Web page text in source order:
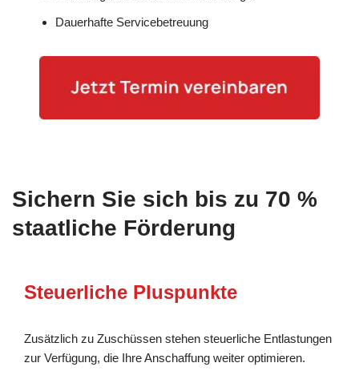
Dauerhafte Servicebetreuung
Sichern Sie sich bis zu 70 %
staatliche Förderung
Steuerliche Pluspunkte
Zusätzlich zu Zuschüssen stehen steuerliche Entlastungen
zur Verfügung, die Ihre Anschaffung weiter optimieren.